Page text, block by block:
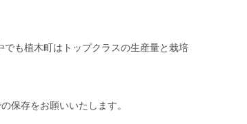
も植木町はトップクラスの生産量と栽培
保存をお願いいたします。